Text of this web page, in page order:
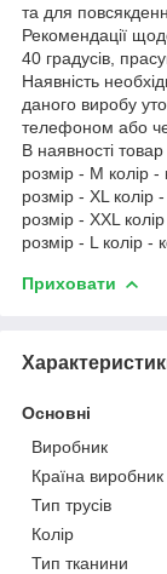
та для
Рекомендації
40 градусів,
Наявність
даного виробу
телефоном або
В наявності
розмір - M колір
розмір - XL колір
розмір - XXL
розмір - L колір -
Приховати
Основні
Виробник
Країна виробник
Тип трусів
Колір
Тип тканини